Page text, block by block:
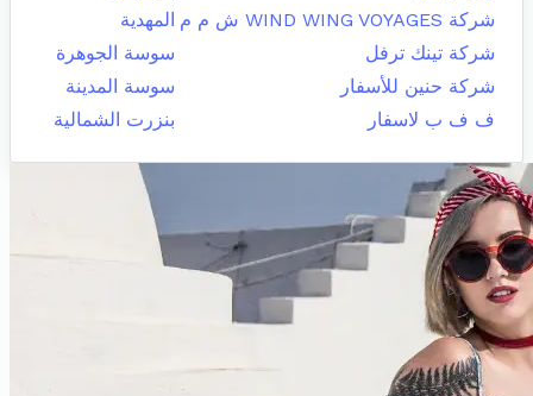
شركة WIND WING VOYAGES ش م م
المهدية
شركة تينك ترفل
سوسة الجوهرة
شركة حنين للأسفار
سوسة المدينة
ف ف ب لاسفار
بنزرت الشمالية